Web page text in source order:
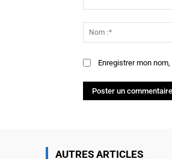
Enregistrer mon
AUTRES ARTICLES